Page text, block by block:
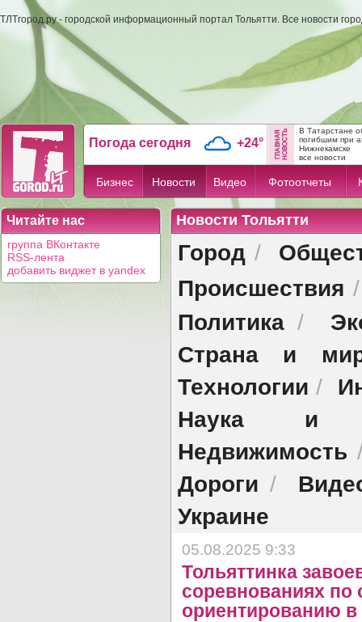
ТЛТгород.ру - городской информационный портал Тольятти. Все новости
Погода сегодня +24°
В Татарстане
погибшим при
Нижнекамске
все новости
Бизнес Новости Видео Фотоотчеты
Читайте нас
группа ВКонтакте
RSS-лента
добавить виджет в yandex
Новости Тольятти
Город /
Происшествия
Политика /
Страна и
Технологии /
Наука и
Недвижимость
Дороги /
Украине
05.08.2025 9:33
Тольяттинка
соревнованиях по
ориентированию в